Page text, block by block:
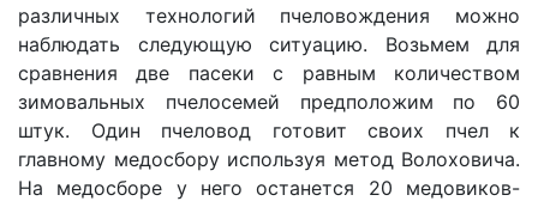
различных технологий пчеловождения можно
наблюдать следующую ситуацию. Возьмем для
сравнения две пасеки с равным количеством
зимовальных пчелосемей предположим по 60
штук. Один пчеловод готовит своих пчел к
главному медосбору используя метод Волоховича.
На медосборе у него останется 20 медовиков-